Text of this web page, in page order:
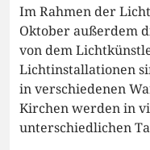
Im Rahmen der
Oktober außerdem
von dem
Lichtinstallationen
in verschiedenen
Kirchen werden in
unterschiedlichen